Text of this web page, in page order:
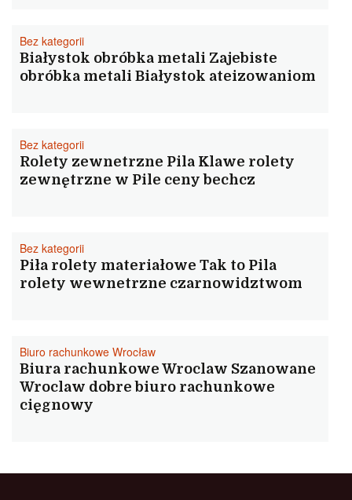
Bez kategorii
Białystok obróbka metali Zajebiste
obróbka metali Białystok ateizowaniom
Bez kategorii
Rolety zewnetrzne Pila Klawe rolety
zewnętrzne w Pile ceny bechcz
Bez kategorii
Piła rolety materiałowe Tak to Pila
rolety wewnetrzne czarnowidztwom
Biuro rachunkowe Wrocław
Biura rachunkowe Wroclaw Szanowane
Wroclaw dobre biuro rachunkowe
cięgnowy